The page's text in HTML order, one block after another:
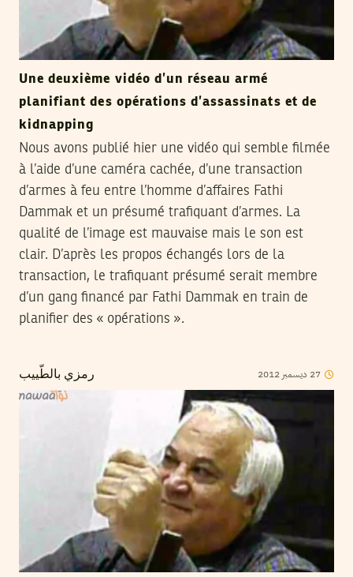
Une deuxième vidéo d’un réseau armé
planifiant des opérations d’assassinats et de
kidnapping
Nous avons publié hier une vidéo qui semble filmée
à l’aide d’une caméra cachée, d’une transaction
d’armes à feu entre l’homme d’affaires Fathi
Dammak et un présumé trafiquant d’armes. La
qualité de l’image est mauvaise mais le son est
clair. D’après les propos échangés lors de la
transaction, le trafiquant présumé serait membre
d’un gang financé par Fathi Dammak en train de
planifier des « opérations ».
رمزي بالطّييب 27 ديسمبر 2012